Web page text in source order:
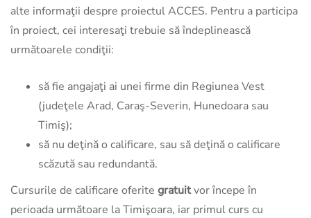
alte informaţii despre proiectul ACCES. Pentru a participa
în proiect, cei interesaţi trebuie să îndeplinească
următoarele condiţii:
să fie angajaţi ai unei firme din Regiunea Vest
(judeţele Arad, Caraş-Severin, Hunedoara sau
Timiş);
să nu deţină o calificare, sau să deţină o calificare
scăzută sau redundantă.
Cursurile de calificare oferite gratuitvor începe în
perioada următoare la Timişoara, iar primul curs cu